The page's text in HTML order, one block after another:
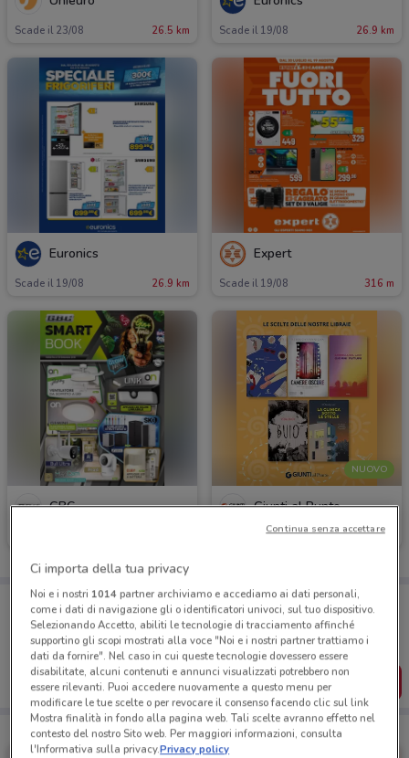
Scade il 23/08 26.5 km Scade il 19/08 26.9 km
Euronics
Scade il 19/08 26.9 km
Expert
Scade il 19/08 316 m
GBC
NUOVO
Giunti al Punto
Scade domenica 229 m
Porta DoveConviene sempre con te!
Puoi trovare le migliori offerte dei negozi vicino a te,
salvarle e creare la tua lista del risparmio, comodamente
dal tuo cellulare.
SCARICA L’APP
Ci importa della tua privacy
Noi e i nostri 1014partner archiviamo e accediamo ai dati personali,
come i dati di navigazione gli o identificatori univoci, sul tuo dispositivo.
Selezionando Accetto, abiliti le tecnologie di tracciamento affinché
supportino gli scopi mostrati alla voce "Noi e i nostri partner trattiamo i
dati da fornire". Nel caso in cui queste tecnologie dovessero essere
disabilitate, alcuni contenuti e annunci visualizzati potrebbero non
essere rilevanti. Puoi accedere nuovamente a questo menu per
modificare le tue scelte o per revocare il consenso facendo clic sul link
Mostra finalità in fondo alla pagina web. Tali scelte avranno effetto nel
contesto del nostro Sito web. Per maggiori informazioni, consulta
l'Informativa sulla privacy.Privacy policy
Continua senza accettare